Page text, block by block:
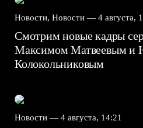
Новости, Новости — 4 августа,
Смотрим новые кадры
Максимом Матвеевым и
Колокольниковым
Новости — 4 августа, 14:21